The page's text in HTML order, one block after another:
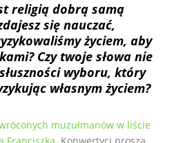
religią dobrą samą
się nauczać,
życiem, aby
Czy twoje słowa nie
wyboru, który
własnym życiem?
muzułmanów w liście